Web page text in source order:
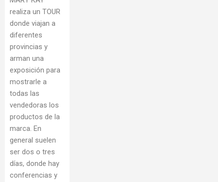
realiza un TOUR
donde viajan a
diferentes
provincias y
arman una
exposición para
mostrarle a
todas las
vendedoras los
productos de la
marca. En
general suelen
ser dos o tres
días, donde hay
conferencias y